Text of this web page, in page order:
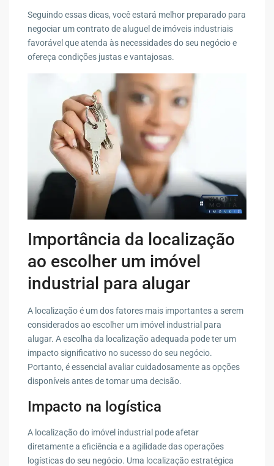
Seguindo essas dicas, você estará melhor preparado para
negociar um contrato de aluguel de imóveis industriais
favorável que atenda às necessidades do seu negócio e
ofereça condições justas e vantajosas.
Importância da localização
ao escolher um imóvel
industrial para alugar
A localização é um dos fatores mais importantes a serem
considerados ao escolher um imóvel industrial para
alugar. A escolha da localização adequada pode ter um
impacto significativo no sucesso do seu negócio.
Portanto, é essencial avaliar cuidadosamente as opções
disponíveis antes de tomar uma decisão.
Impacto na logística
A localização do imóvel industrial pode afetar
diretamente a eficiência e a agilidade das operações
logísticas do seu negócio. Uma localização estratégica